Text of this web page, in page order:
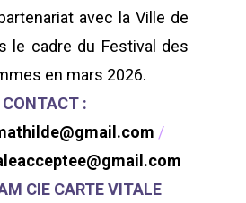
avec la Ville de
le cadre du Festival des
en mars 2026.
CONTACT :
/
CIE CARTE VITALE
Archives
Adhérer
WOW LOOK AT THIS!
This is an optional,
customizable off